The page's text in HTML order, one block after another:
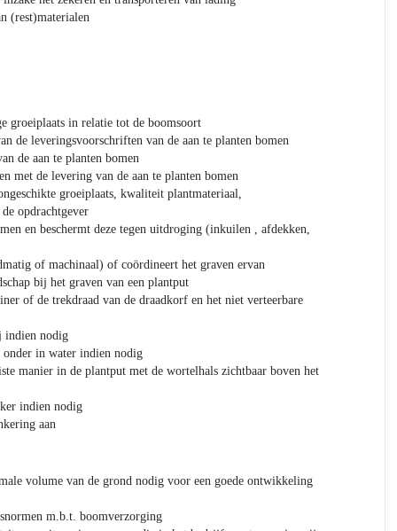
(rest)materialen
groeiplaats in relatie tot de boomsoort
de leveringsvoorschriften van de aan te planten bomen
de aan te planten bomen
met de levering van de aan te planten bomen
groeiplaats, kwaliteit plantmateriaal,
opdrachtgever
en beschermt deze tegen uitdroging (inkuilen , afdekken,
of machinaal) of coördineert het graven ervan
bij het graven van een plantput
of de trekdraad van de draadkorf en het niet verteerbare
indien nodig
in water indien nodig
manier in de plantput met de wortelhals zichtbaar boven het
indien nodig
aan
volume van de grond nodig voor een goede ontwikkeling
m.b.t. boomverzorging